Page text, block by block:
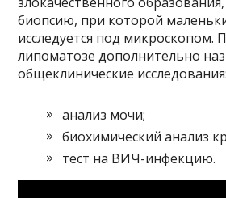
биопсию, при которой
исследуется под
липоматозе дополнительно
общеклинические исследования:
анализ мочи;
биохимический анализ
тест на ВИЧ-инфекцию.